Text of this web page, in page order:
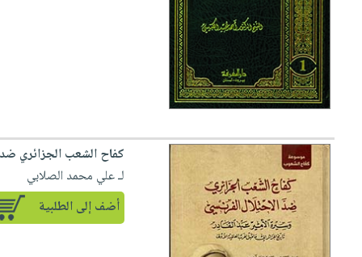
صابون
أطفال
مناسبات
فيديوهات
أسئلة
يتكرر
طرحها
خدمات
وفرات
انشر
تواصل
عربة
التسوق
نشرة
الإصدارات
كفاح الشعب الجزائري ضد
لـ علي محمد الصلابي
أضف إلى الطلبية